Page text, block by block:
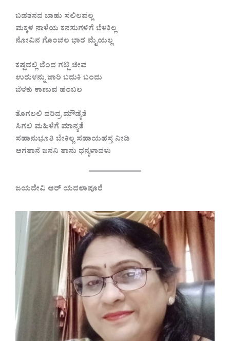
ಬಡತನದ ಬಾಹು ಸಲಿಲವಲ್ಲ
ಮಕ್ಕಳ ನಾಳೆಯ ಕನಸುಗಳಿಗೆ ಬೆಳಕಿಲ್ಲ
ನೋವಿನ ಗೊಂಚಲ ಭಾರ ಮೈಯಲ್ಲ
ಕಷ್ಟದಲ್ಲಿ ಬೆಂದ ಗಟ್ಟಿ ಜೀವ
ಉರುಳನ್ನು ಜಾರಿ ಬದುಕಿ ಬಂದು
ಬೆಳಕು ಕಾಣುವ ಹಂಬಲ
ತೊಗಲಲಿ ದರಿದ್ರ ಮೌಡ್ಯೆತೆ
ಸಿಗಲಿ ಮಹಿಳೆಗೆ ಮಾನ್ಯತೆ
ಸಹಾನುಭೂತಿ ಬೇಕಿಲ್ಲ ಸಹಾಯಹಸ್ತ ನೀಡಿ
ಆಗತಾನೆ ಜನನಿ ತಾನು ಧನ್ಯಳಾದಳು
ಜಯದೇವಿ ಆರ್ ಯದಲಾಪೂರೆ